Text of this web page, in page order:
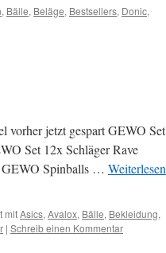
, Bälle, Beläge, Bestsellers, Donic,
vorher jetzt gespart GEWO Set
Set 12x Schläger Rave
GEWO Spinballs … Weiterlesen
mitAsics, Avalox, Bälle, Bekleidung,
| Schreib einen Kommentar